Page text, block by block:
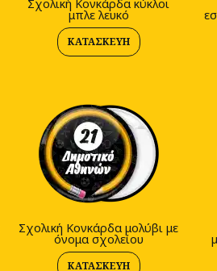
Σχολική Κονκάρδα κύκλοι
μπλε λευκό
ΚΑΤΑΣΚΕΥΉ
Σχολική Κονκάρδα μολύβι με
όνομα σχολείου
ΚΑΤΑΣΚΕΥΉ